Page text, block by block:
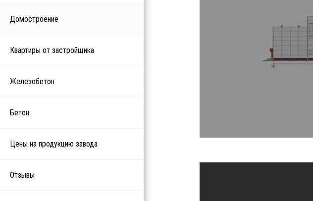
Домостроение
Квартиры от застройщика
Железобетон
Бетон
Цены на продукцию завода
Отзывы